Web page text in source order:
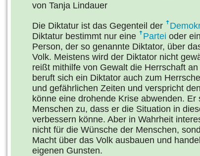
von Tanja Lindauer
Die Diktatur ist das Gegenteil der
Diktatur bestimmt nur eine
Partei oder
Person, der so genannte Diktator, über
Volk. Meistens wird der Diktator nicht
reißt mithilfe von Gewalt die Herrschaft an
beruft sich ein Diktator auch zum
und gefährlichen Zeiten und verspricht
könne eine drohende Krise abwenden. Er
Menschen zu, dass er die Situation in
verbessern könne. Aber in Wahrheit
nicht für die Wünsche der Menschen,
Macht über das Volk ausbauen und
eigenen Gunsten.